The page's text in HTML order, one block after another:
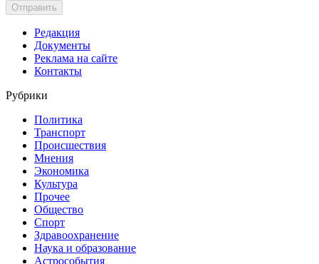
Отправить
Редакция
Документы
Реклама на сайте
Контакты
Рубрики
Политика
Транспорт
Происшествия
Мнения
Экономика
Культура
Прочее
Общество
Спорт
Здравоохранение
Наука и образование
Астрособытия